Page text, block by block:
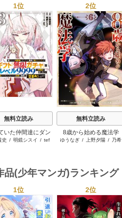
1位
無料立読み
いた仲間達にダン
奥地で殺されかけ
に入れて元パーテ
ンバーと世界に復
ざまぁ！』しま
す！
史 / 明鏡シスイ / tef
2位
無料立読み
8歳から始める魔法学
ゆうなぎ / 上野夕陽 / 乃希
品(少年マンガ)ランキング
1位 2位